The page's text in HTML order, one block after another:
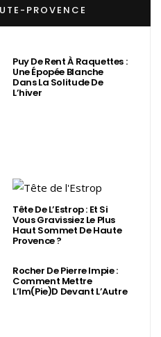
PROVENCE
Puy De Rent À Raquettes :
Une Épopée Blanche
Dans La Solitude De
L’hiver
Tête De L’Estrop : Et Si
Vous Gravissiez Le Plus
Haut Sommet De Haute
Provence ?
Rocher De Pierre Impie :
Comment Mettre
L’Im(Pie)d Devant L’Autre